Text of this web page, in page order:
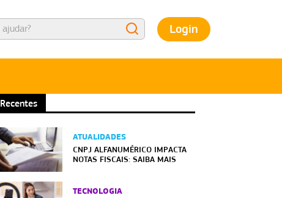
Login
Recentes
ATUALIDADES
CNPJ ALFANUMÉRICO IMPACTA
NOTAS FISCAIS: SAIBA MAIS
TECNOLOGIA